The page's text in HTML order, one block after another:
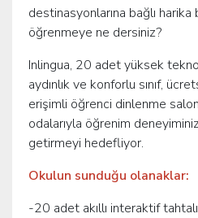
destinasyonlarına bağlı
öğrenmeye ne dersiniz?
Inlingua, 20 adet yüksek
aydınlık ve konforlu sınıf,
erişimli öğrenci dinlenme
odalarıyla öğrenim
getirmeyi hedefliyor.
Okulun sunduğu olanaklar:
-20 adet akıllı interaktif tahtalı